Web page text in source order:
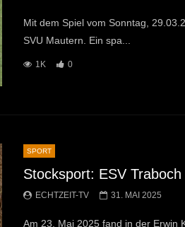
Mit dem Spiel vom Sonntag,
SVU Mautern. Ein spa...
1K 0
SPORT
Stocksport: ESV
ECHTZEIT-TV 31. MAI 2025
Am 23. Mai 2025 fand in der Erwin